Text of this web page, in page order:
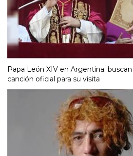
Papa León XIV en Argentina:
canción oficial para su visita